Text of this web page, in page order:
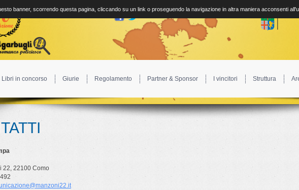
Libri in concorso Giurie Regolamento Partner & Sponsor I vincitori Struttura
22, 22100 Como
banner, scorrendo questa pagina, cliccando su un link o proseguendo la navigazione in altra maniera acconsenti